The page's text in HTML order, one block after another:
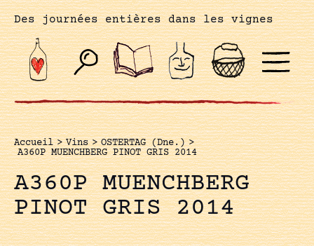
Des journées entières dans les vignes
Accueil > Vins > OSTERTAG (Dne.) >
A360P MUENCHBERG PINOT GRIS 2014
A360P MUENCHBERG
PINOT GRIS 2014